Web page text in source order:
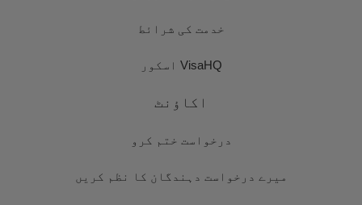
خدمت کی شرائط
VisaHQ اسکور
اکاؤنٹ
درخواست ختم کرو
میرے درخواست دہندگان کا نظم کریں